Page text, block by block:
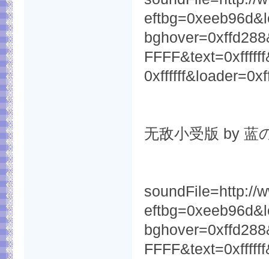
无敌小受版 by 蓝
soundFile=http://